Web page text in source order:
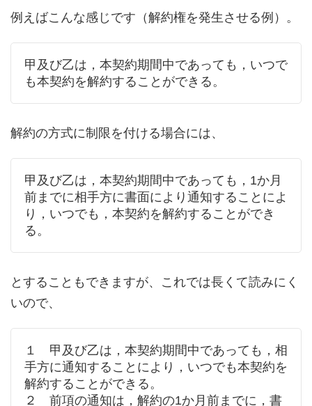
例えばこんな感じです（解約権を発生させる例）。
甲及び乙は，本契約期間中であっても，いつで
も本契約を解約することができる。
解約の方式に制限を付ける場合には、
甲及び乙は，本契約期間中であっても，1か月
前までに相手方に書面により通知することによ
り，いつでも，本契約を解約することができ
る。
とすることもできますが、これでは長くて読みにく
いので、
１ 甲及び乙は，本契約期間中であっても，相
手方に通知することにより，いつでも本契約を
解約することができる。
２ 前項の通知は，解約の1か月前までに，書